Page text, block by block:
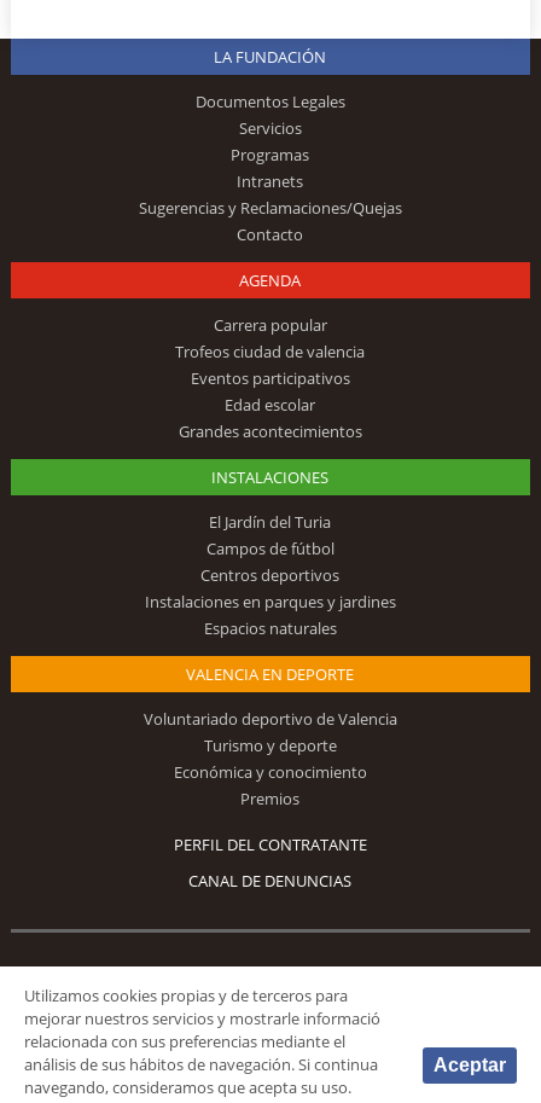
LA FUNDACIÓN
Documentos Legales
Servicios
Programas
Intranets
Sugerencias y Reclamaciones/Quejas
Contacto
AGENDA
Carrera popular
Trofeos ciudad de valencia
Eventos participativos
Edad escolar
Grandes acontecimientos
INSTALACIONES
El Jardín del Turia
Campos de fútbol
Centros deportivos
Instalaciones en parques y jardines
Espacios naturales
VALENCIA EN DEPORTE
Voluntariado deportivo de Valencia
Turismo y deporte
Económica y conocimiento
Premios
PERFIL DEL CONTRATANTE
CANAL DE DENUNCIAS
Síguenos
Utilizamos cookies propias y de terceros para
mejorar nuestros servicios y mostrarle informació
relacionada con sus preferencias mediante el
análisis de sus hábitos de navegación. Si continua
navegando, consideramos que acepta su uso.
Aceptar